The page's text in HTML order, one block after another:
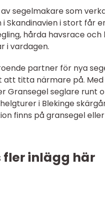
segelmakare som
Skandinavien i stort får
hårda havsrace
i vardagen.
partner för nya
titta närmare på. Med
Gransegel seglare runt
i Blekinge
finns på gransegel
fler inlägg här